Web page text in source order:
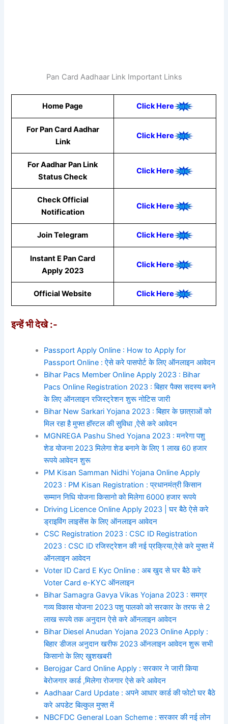
Pan Card Aadhaar Link Important Links
Home Page Click Here
For Pan Card Aadhar
Link
Click Here
For Aadhar Pan Link
Status Check
Click Here
Check Official
Notification
Click Here
Join Telegram Click Here
Instant E Pan Card
Apply 2023
Click Here
Official Website Click Here
इन्हें भी देखे :-
Passport Apply Online : How to Apply for
Passport Online : ऐसे करे पासपोर्ट के लिए ऑनलाइन आवेदन
Bihar Pacs Member Online Apply 2023 : Bihar
Pacs Online Registration 2023 : बिहार पैक्स सदस्य बनने
के लिए ऑनलाइन रजिस्ट्रेशन शुरू नोटिस जारी
Bihar New Sarkari Yojana 2023 : बिहार के छात्राओं को
मिल रहा है मुफ्त हॉस्टल की सुविधा ,ऐसे करे आवेदन
MGNREGA Pashu Shed Yojana 2023 : मनरेगा पशु
शेड योजना 2023 मिलेगा शेड बनाने के लिए 1 लाख 60 हजार
रूपये आवेदन शुरू
PM Kisan Samman Nidhi Yojana Online Apply
2023 : PM Kisan Registration : प्रधानमंत्री किसान
सम्मान निधि योजना किसानो को मिलेगा 6000 हजार रूपये
Driving Licence Online Apply 2023 | घर बैठे ऐसे करे
ड्राइविंग लाइसेंस के लिए ऑनलाइन आवेदन
CSC Registration 2023 : CSC ID Registration
2023 : CSC ID रजिस्ट्रेशन की नई प्रक्रिया,ऐसे करे मुफ्त में
ऑनलाइन आवेदन
Voter ID Card E Kyc Online : अब खुद से घर बैठे करे
Voter Card e-KYC ऑनलाइन
Bihar Samagra Gavya Vikas Yojana 2023 : समग्र
गव्य विकास योजना 2023 पशु पालको को सरकार के तरफ से 2
लाख रूपये तक अनुदान ऐसे करे ऑनलाइन आवेदन
Bihar Diesel Anudan Yojana 2023 Online Apply :
बिहार डीजल अनुदान खरीफ 2023 ऑनलाइन आवेदन शुरू सभी
किसानो के लिए खुशखबरी
Berojgar Card Online Apply : सरकार ने जारी किया
बेरोजगार कार्ड ,मिलेगा रोजगार ऐसे करे आवेदन
Aadhaar Card Update : अपने आधार कार्ड की फोटो घर बैठे
करे अपडेट बिल्कुल मुफ्त में
NBCFDC General Loan Scheme : सरकार की नई लोन